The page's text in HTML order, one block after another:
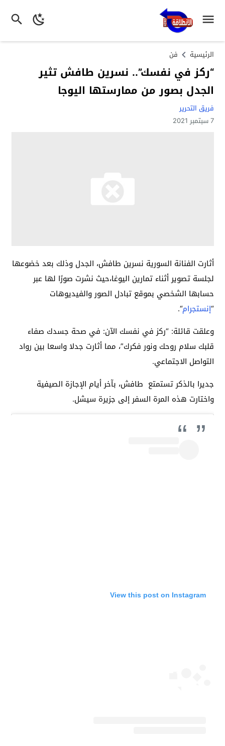
الرئيسية فن
“ركز في نفسك”.. نسرين طافش تثير
الجدل بصور من ممارستها اليوجا
فريق التحرير
7 سبتمبر 2021
أثارت الفنانة السورية نسرين طافش، الجدل وذلك بعد خضوعها
لجلسة تصوير أثناء تمارين اليوغا،حيث نشرت صورًا لها عبر
حسابها الشخصي بموقع تبادل الصور والفيديوهات
“إنستجرام“.
وعلقت قائلة: “ركز في نفسك الآن: في صحة جسدك صفاء
قلبك سلام روحك ونور فكرك”، مما أثارت جدلا واسعا بين رواد
التواصل الاجتماعي.
جديرا بالذكر تستمتع طافش، بآخر أيام الإجازة الصيفية
واختارت هذه المرة السفر إلى جزيرة سيشل.
View this post on Instagram